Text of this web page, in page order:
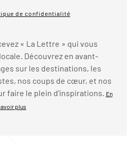
de confidentialité
« La Lettre » qui vous
Découvrez en avant-
sur les destinations, les
nos coups de cœur, et nos
faire le plein d’inspirations. En
plus